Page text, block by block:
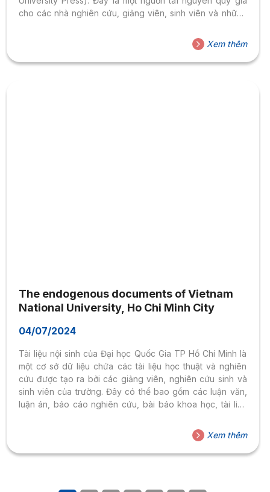
cho các nhà nghiên cứu, giảng viên, sinh viên và những
Xem thêm
The endogenous documents of Vietnam
National University, Ho Chi Minh City
04/07/2024
Tài liệu nội sinh của Đại học Quốc Gia TP Hồ Chí Minh là
một cơ sở dữ liệu chứa các tài liệu học thuật và nghiên
cứu được tạo ra bởi các giảng viên, nghiên cứu sinh và
sinh viên của trường. Đây có thể bao gồm các luận văn,
luận án, báo cáo nghiên cứu, bài báo khoa học, tài liệu
Xem thêm